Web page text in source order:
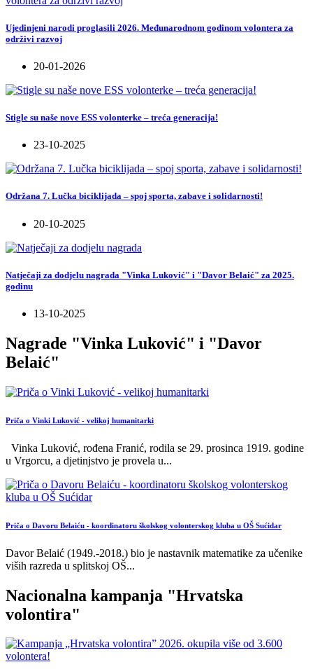
Ujedinjeni narodi proglasili 2026. Međunarodnom godinom volontera za
održivi razvoj
20-01-2026
Stigle su naše nove ESS volonterke – treća generacija!
23-10-2025
Održana 7. Lučka biciklijada – spoj sporta, zabave i solidarnosti!
20-10-2025
Natječaji za dodjelu nagrada "Vinka Luković" i "Davor Belaić" za 2025.
godinu
13-10-2025
Nagrade "Vinka Luković" i "Davor
Belaić"
Priča o Vinki Luković - velikoj humanitarki
Vinka Luković, rođena Franić, rodila se 29. prosinca 1919. godine
u Vrgorcu, a djetinjstvo je provela u...
Priča o Davoru Belaiću - koordinatoru školskog volonterskog kluba u OŠ Sućidar
Davor Belaić (1949.-2018.) bio je nastavnik matematike za učenike
viših razreda u splitskoj OŠ...
Nacionalna kampanja "Hrvatska
volontira"